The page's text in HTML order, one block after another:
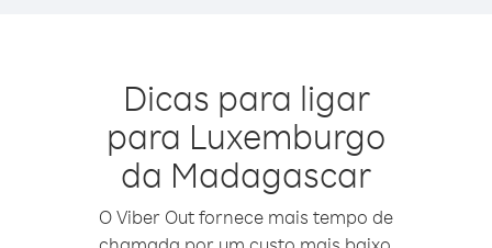
Dicas para ligar
para Luxemburgo
da Madagascar
O Viber Out fornece mais tempo de